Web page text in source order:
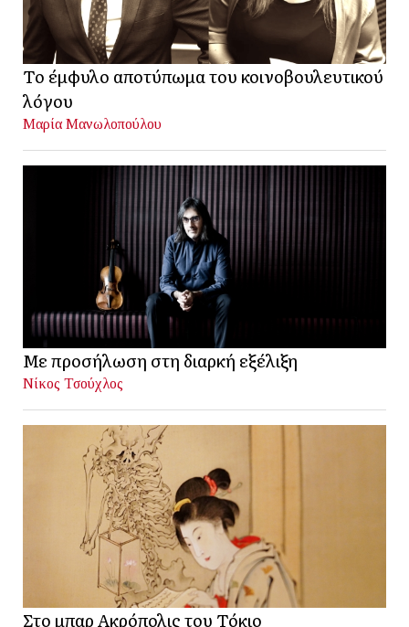
Το έμφυλο αποτύπωμα του κοινοβουλευτικού
λόγου
Μαρία Μανωλοπούλου
Με προσήλωση στη διαρκή εξέλιξη
Νίκος Τσούχλος
Στο μπαρ Ακρόπολις του Τόκιο